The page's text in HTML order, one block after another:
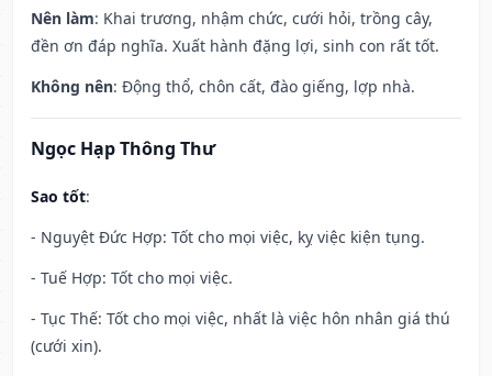
Nên làm: Khai trương, nhậm chức, cưới hỏi, trồng cây,
đền ơn đáp nghĩa. Xuất hành đặng lợi, sinh con rất tốt.
Không nên: Động thổ, chôn cất, đào giếng, lợp nhà.
Ngọc Hạp Thông Thư
Sao tốt:
- Nguyệt Đức Hợp: Tốt cho mọi việc, kỵ việc kiện tụng.
- Tuế Hợp: Tốt cho mọi việc.
- Tục Thế: Tốt cho mọi việc, nhất là việc hôn nhân giá thú
(cưới xin).